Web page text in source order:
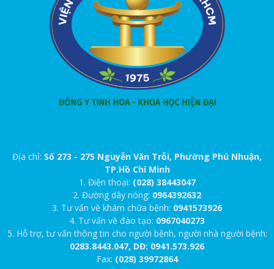
Địa chỉ: Số 273 - 275 Nguyễn Văn Trỗi, Phường Phú Nhuận,
TP.Hồ Chí Minh
1. Điện thoại: (028) 38443047
2. Đường dây nóng: 0964392632
3. Tư vấn về khám chữa bệnh: 0941573926
4. Tư vấn về đào tạo: 0967040273
5. Hỗ trợ, tư vấn thông tin cho người bệnh, người nhà người bệnh:
0283.8443.047, DĐ: 0941.573.926
Fax: (028) 39972864